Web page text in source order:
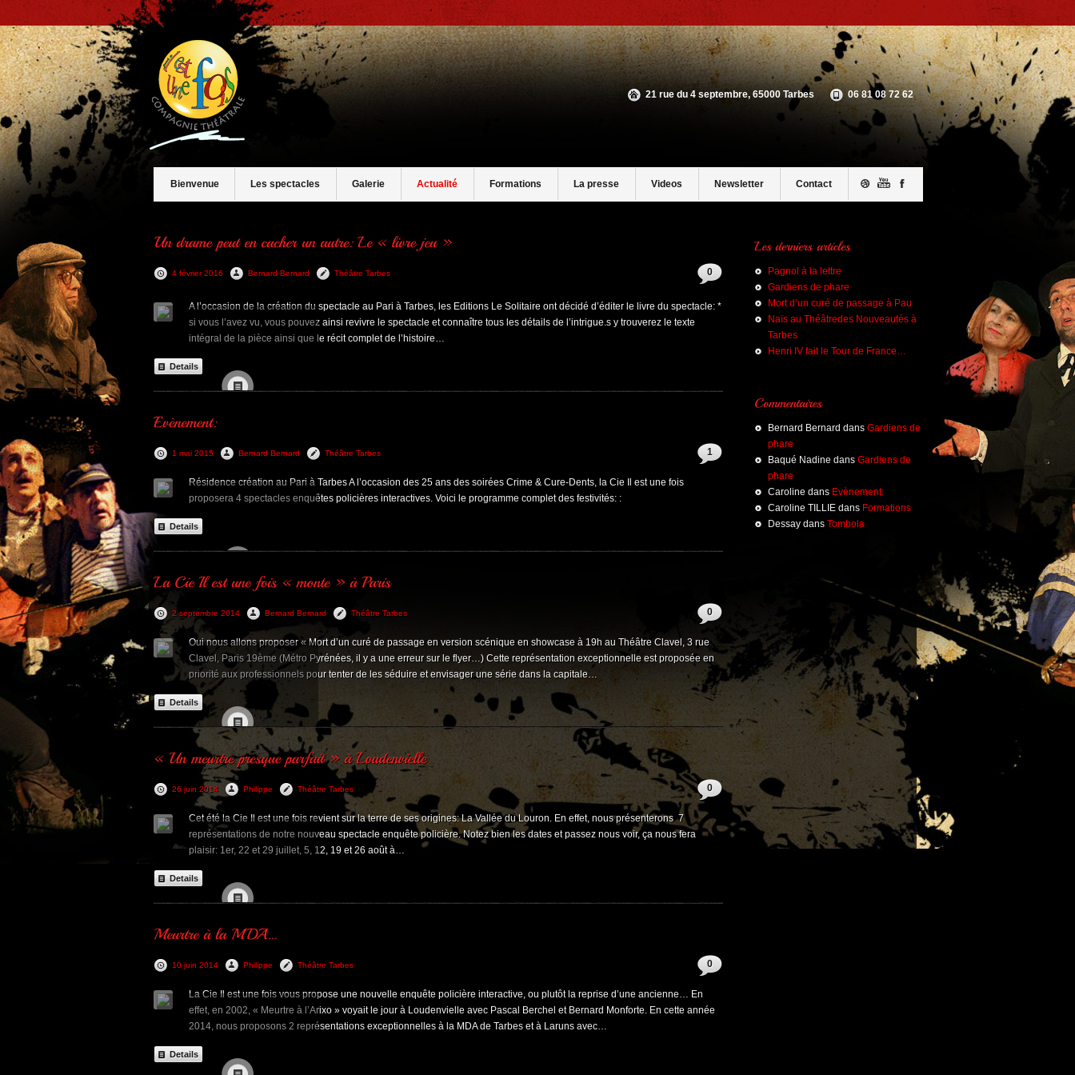
21 rue du 4 septembre, 65000 Tarbes 06 81 08 72 62
Bienvenue Les spectacles Galerie Actualité Formations La presse Videos Newsletter Contact
4 février 2016 Bernard Bernard Théâtre Tarbes 0
A l’occasion de la création du spectacle au Pari à Tarbes, les Editions Le Solitaire ont décidé d’éditer le livre du spectacle: *
si vous l’avez vu, vous pouvez ainsi revivre le spectacle et connaître tous les détails de l’intrigue.s y trouverez le texte
intégral de la pièce ainsi que le récit complet de l’histoire…
Details
1 mai 2015 Bernard Bernard Théâtre Tarbes 1
Résidence création au Pari à Tarbes A l’occasion des 25 ans des soirées Crime & Cure-Dents, la Cie Il est une fois
proposera 4 spectacles enquêtes policières interactives. Voici le programme complet des festivités: :
Details
2 septembre 2014 Bernard Bernard Théâtre Tarbes 0
Oui nous allons proposer « Mort d’un curé de passage en version scénique en showcase à 19h au Théâtre Clavel, 3 rue
Clavel, Paris 19ème (Métro Pyrénées, il y a une erreur sur le flyer…) Cette représentation exceptionnelle est proposée en
priorité aux professionnels pour tenter de les séduire et envisager une série dans la capitale…
Details
26 juin 2014 Philippe Théâtre Tarbes 0
Cet été la Cie Il est une fois revient sur la terre de ses origines: La Vallée du Louron. En effet, nous présenterons 7
représentations de notre nouveau spectacle enquête policière. Notez bien les dates et passez nous voir, ça nous fera
plaisir: 1er, 22 et 29 juillet, 5, 12, 19 et 26 août à…
Details
10 juin 2014 Philippe Théâtre Tarbes 0
La Cie Il est une fois vous propose une nouvelle enquête policière interactive, ou plutôt la reprise d’une ancienne… En
effet, en 2002, « Meurtre à l’Arixo » voyait le jour à Loudenvielle avec Pascal Berchel et Bernard Monforte. En cette année
2014, nous proposons 2 représentations exceptionnelles à la MDA de Tarbes et à Laruns avec…
Details
Pagnol à la lettre
Gardiens de phare
Mort d’un curé de passage à Pau
Naïs au Théâtredes Nouveautés à
Tarbes
Henri IV fait le Tour de France…
Bernard Bernard dans Gardiens de
phare
Baqué Nadine dans Gardiens de
phare
Caroline dans Evènement:
Caroline TILLIE dans Formations
Dessay dans Tombola